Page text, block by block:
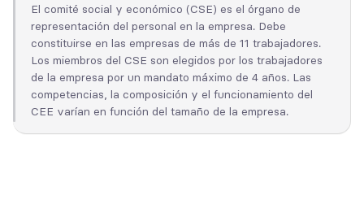
El comité social y económico (CSE) es el órgano de
representación del personal en la empresa. Debe
constituirse en las empresas de más de 11 trabajadores.
Los miembros del CSE son elegidos por los trabajadores
de la empresa por un mandato máximo de 4 años. Las
competencias, la composición y el funcionamiento del
CEE varían en función del tamaño de la empresa.